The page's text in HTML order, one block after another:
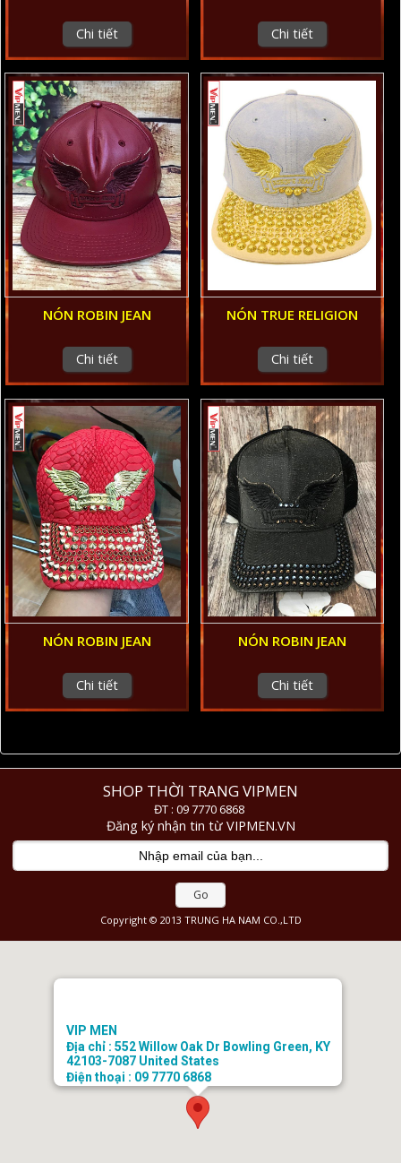
Chi tiết Chi tiết
NÓN ROBIN JEAN
Chi tiết
NÓN TRUE RELIGION
Chi tiết
NÓN ROBIN JEAN
Chi tiết
NÓN ROBIN JEAN
Chi tiết
SHOP THỜI TRANG VIPMEN
ĐT : 09 7770 6868
Đăng ký nhận tin từ VIPMEN.VN
Go
Copyright © 2013 TRUNG HA NAM CO.,LTD
VIP MEN
Địa chỉ : 552 Willow Oak Dr Bowling Green, KY
42103-7087 United States
Điện thoại : 09 7770 6868
Email : doanhongtkt@gmail.com